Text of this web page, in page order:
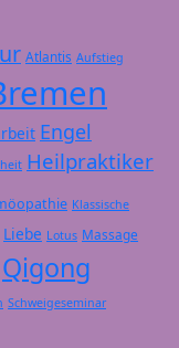
Atlantis Aufstieg
Engel
Heilpraktiker
Klassische
Liebe Lotus Massage
Qigong
Schweigeseminar